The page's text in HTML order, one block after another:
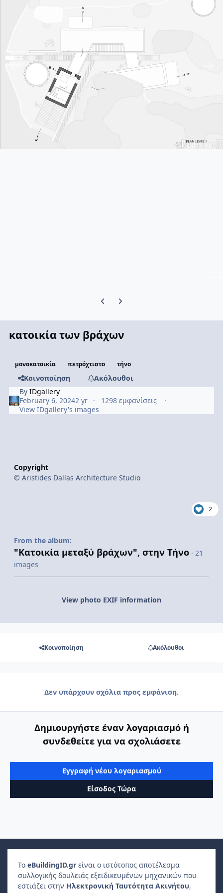
Previous carousel slide
Next carousel slide
κατοικία των βράχων
μονοκατοικία πετρόχτιστο τήνο
Κοινοποίηση
Ακόλουθοι
ByIDgallery
February 6, 20242 yr
1298 εμφανίσεις
View IDgallery's images
Copyright
© Aristides Dallas Architecture Studio
2
From the album:
"Κατοικία μεταξύ βράχων", στην Τήνο · 21
images
View photo EXIF information
Κοινοποίηση Ακόλουθοι
Δεν υπάρχουν σχόλια προς εμφάνιση.
Δημιουργήστε έναν λογαριασμό ή
συνδεθείτε για να σχολιάσετε
Εγγραφή νέου λογαριασμού
Είσοδος Τώρα
Το eBuildingID.gr είναι ο ιστότοπος αποτέλεσμα
συλλογικής δουλειάς εξειδικευμένων μηχανικών που
εστιάζει στην Ηλεκτρονική Ταυτότητα Ακινήτου,